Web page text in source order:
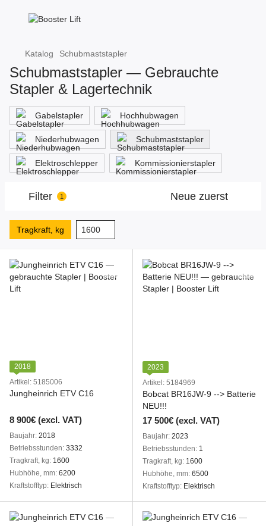
Katalog Schubmaststapler
Schubmaststapler — Gebrauchte
Stapler & Lagertechnik
Gabelstapler Hochhubwagen
Niederhubwagen Schubmaststapler
Elektroschlepper Kommissionierstapler
Filter 1 Neue zuerst
Tragkraft, kg 1600
2018
Artikel: 5185006
Jungheinrich ETV C16
8 900€ (excl. VAT)
Baujahr 2018
Betriebsstunden 3332
Tragkraft, kg 1600
Hubhöhe, mm 6200
Kraftstofftyp
Elektrisch
2023
Artikel: 5184969
Bobcat BR16JW-9 --> Batterie
NEU!!!
17 500€ (excl. VAT)
Baujahr 2023
Betriebsstunden 1
Tragkraft, kg 1600
Hubhöhe, mm 6500
Kraftstofftyp
Elektrisch